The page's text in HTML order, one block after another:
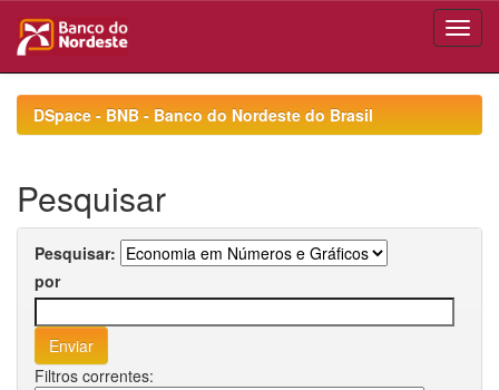
navigationDSpace - BNB - Banco do Nordeste do Brasil
Pesquisar
Pesquisar:
por
Filtros correntes: